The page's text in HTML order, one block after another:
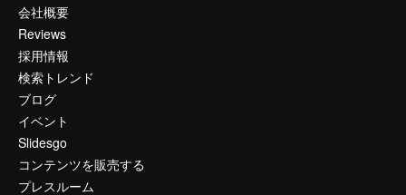
会社概要
Reviews
採用情報
検索トレンド
ブログ
イベント
Slidesgo
コンテンツを販売する
プレスルーム